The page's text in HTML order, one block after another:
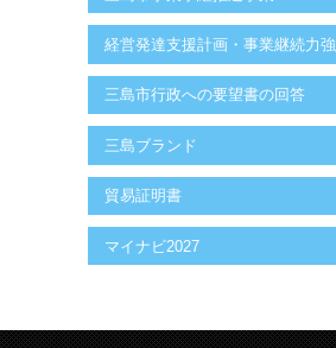
経営発達支援計画・事業継続力
三島市行政への要望書の回答
三島ブランド
貿易証明書
マイナビ2027